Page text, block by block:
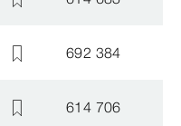
692 384
614 706